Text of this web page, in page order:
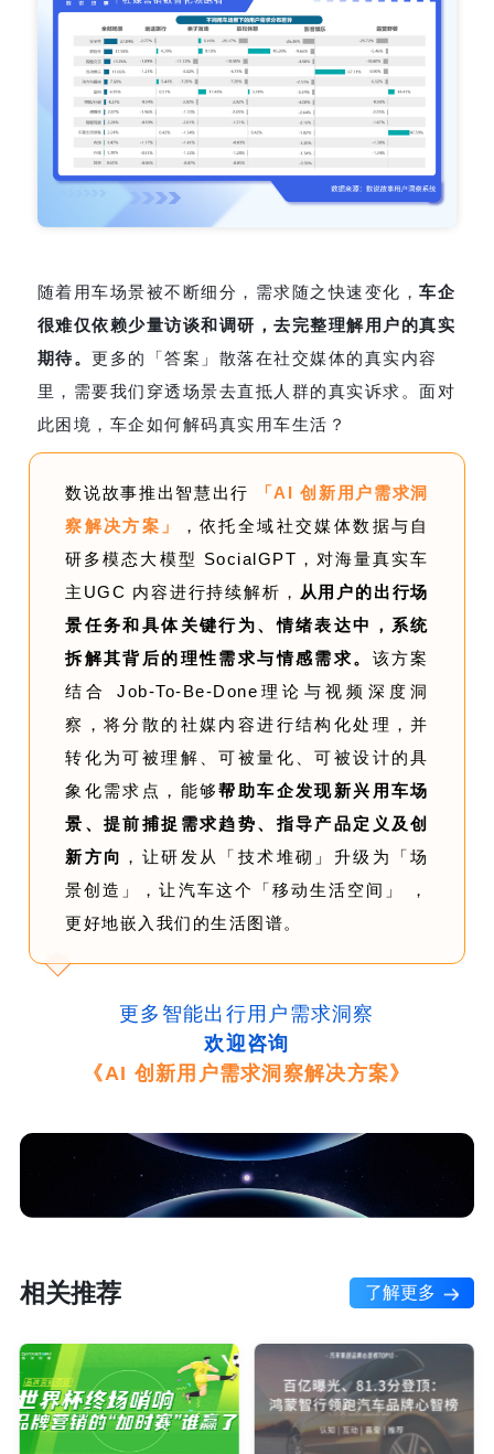
随着用车场景被不断细分，需求随之快速变化，车企
很难仅依赖少量访谈和调研，去完整理解用户的真实
期待。更多的「答案」散落在社交媒体的真实内容
里，需要我们穿透场景去直抵人群的真实诉求。面对
此困境，车企如何解码真实用车生活？
数说故事推出智慧出行
「AI 创新用户需求洞
察解决方案」
，依托全域社交媒体数据与自
研多模态大模型 SocialGPT，对海量真实车
主UGC 内容进行持续解析， 从用户的出行场
景任务和具体关键行为、情绪表达中，系统
拆解其背后的理性需求与情感需求。 该方案
结合 Job-To-Be-Done理论与视频深度洞
察，将分散的社媒内容进行结构化处理，并
转化为可被理解、可被量化、可被设计的具
象化需求点，能够帮助车企发现新兴用车场
景、提前捕捉需求趋势、指导产品定义及创
新方向 ，让研发从「技术堆砌」升级为「场
景创造」，让汽车这个「移动生活空间」 ，
更好地嵌入我们的生活图谱。
更多智能出行用户需求洞察
欢迎咨询
《AI 创新用户需求洞察解决方案》
相关推荐 了解更多